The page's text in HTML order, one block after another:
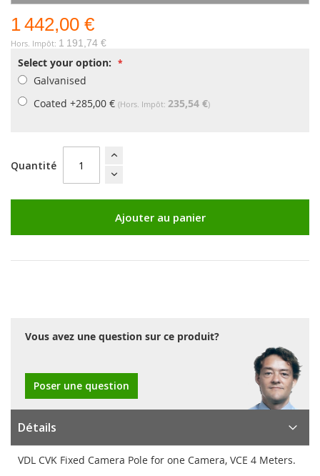
1 442,00 €
1 191,74 €
Select your option:
Galvanised
Coated +285,00 € 235,54 €
Quantité
Ajouter au panier
Vous avez une question sur ce produit?
Poser une question
Détails
VDL CVK Fixed Camera Pole for one Camera, VCE 4 Meters.